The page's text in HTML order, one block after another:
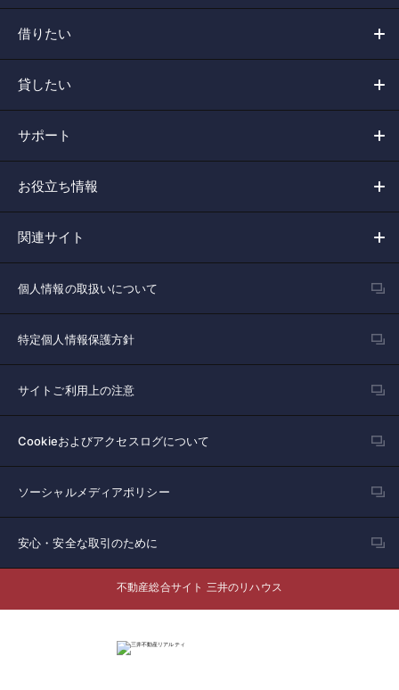
借りたい
貸したい
サポート
お役立ち情報
関連サイト
個人情報の取扱いについて
特定個人情報保護方針
サイトご利用上の注意
Cookieおよびアクセスログについて
ソーシャルメディアポリシー
安心・安全な取引のために
不動産総合サイト 三井のリハウス